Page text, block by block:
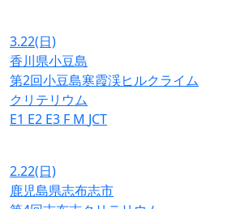
3.22(日)
香川県小豆島
第2回小豆島寒霞渓ヒルクライム
クリテリウム
E1 E2 E3 F M JCT
2.22(日)
鹿児島県志布志市